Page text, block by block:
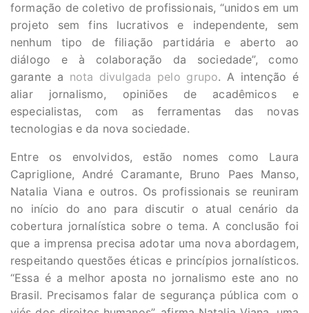
formação de coletivo de profissionais, “unidos em um
projeto sem fins lucrativos e independente, sem
nenhum tipo de filiação partidária e aberto ao
diálogo e à colaboração da sociedade”, como
garante a nota divulgada pelo grupo. A intenção é
aliar jornalismo, opiniões de acadêmicos e
especialistas, com as ferramentas das novas
tecnologias e da nova sociedade.
Entre os envolvidos, estão nomes como Laura
Capriglione, André Caramante, Bruno Paes Manso,
Natalia Viana e outros. Os profissionais se reuniram
no início do ano para discutir o atual cenário da
cobertura jornalística sobre o tema. A conclusão foi
que a imprensa precisa adotar uma nova abordagem,
respeitando questões éticas e princípios jornalísticos.
“Essa é a melhor aposta no jornalismo este ano no
Brasil. Precisamos falar de segurança pública com o